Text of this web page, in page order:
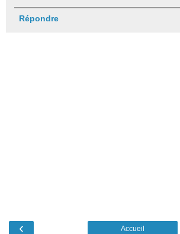
Répondre
‹ Accueil